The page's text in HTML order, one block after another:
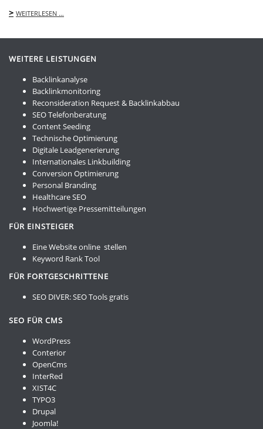
> WEITERLESEN …
WEITERE LEISTUNGEN
Backlinkanalyse
Backlinkmonitoring
Reconsideration Request & Backlinkabbau
SEO Telefonberatung
Content Seeding
Technische Optimierung
Digitale Leadgenerierung
Internationales Linkbuilding
Conversion Optimierung
Personal Branding
Healthcare SEO
Hochwertige Pressemitteilungen
FÜR EINSTEIGER
Eine Website online stellen
Keyword Rank Tool
FÜR FORTGESCHRITTENE
SEO DIVER:SEO Tools gratis
SEO FÜR CMS
WordPress
Conterior
OpenCms
InterRed
XIST4C
TYPO3
Drupal
Joomla!